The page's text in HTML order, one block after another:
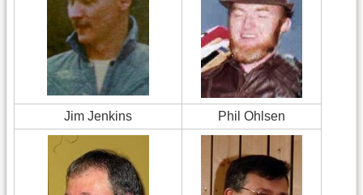
Jim Jenkins Phil Ohlsen